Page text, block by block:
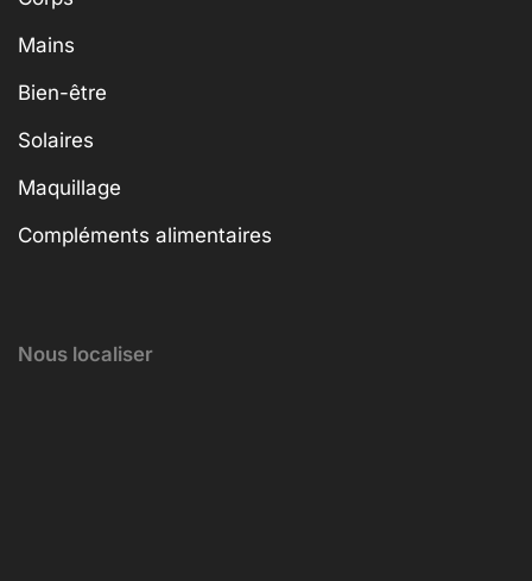
Mains
Bien-être
Solaires
Maquillage
Compléments alimentaires
Nous localiser